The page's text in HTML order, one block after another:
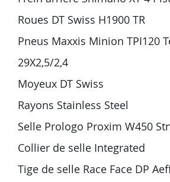
Roues DT Swiss H1900 TR
Pneus Maxxis Minion TPI120
29X2,5/2,4
Moyeux DT Swiss
Rayons Stainless Steel
Selle Prologo Proxim W450
Collier de selle Integrated
Tige de selle Race Face DP